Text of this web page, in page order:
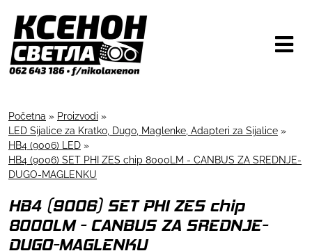
Početna » Proizvodi »
LED Sijalice za Kratko, Dugo, Maglenke, Adapteri za Sijalice »
HB4 (9006) LED »
HB4 (9006) SET PHI ZES chip 8000LM - CANBUS ZA SREDNJE-
DUGO-MAGLENKU
HB4 (9006) SET PHI ZES chip
8000LM - CANBUS ZA SREDNJE-
DUGO-MAGLENKU